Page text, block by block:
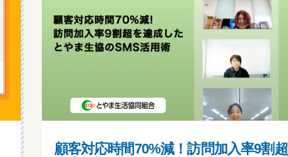
顧客対応時間70%減！訪問加入率9割超